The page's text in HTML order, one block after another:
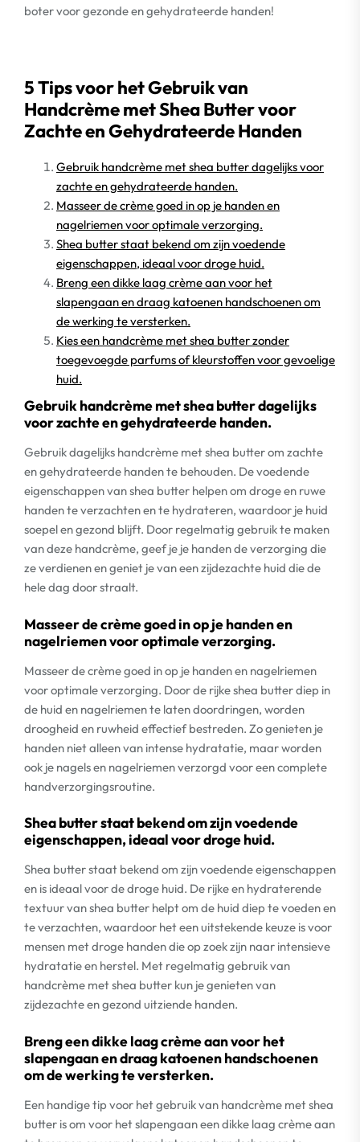
boter voor gezonde en gehydrateerde handen!
5 Tips voor het Gebruik van
Handcrème met Shea Butter voor
Zachte en Gehydrateerde Handen
Gebruik handcrème met shea butter dagelijks voor
zachte en gehydrateerde handen.
Masseer de crème goed in op je handen en
nagelriemen voor optimale verzorging.
Shea butter staat bekend om zijn voedende
eigenschappen, ideaal voor droge huid.
Breng een dikke laag crème aan voor het
slapengaan en draag katoenen handschoenen om
de werking te versterken.
Kies een handcrème met shea butter zonder
toegevoegde parfums of kleurstoffen voor gevoelige
huid.
Gebruik handcrème met shea butter dagelijks
voor zachte en gehydrateerde handen.
Gebruik dagelijks handcrème met shea butter om zachte
en gehydrateerde handen te behouden. De voedende
eigenschappen van shea butter helpen om droge en ruwe
handen te verzachten en te hydrateren, waardoor je huid
soepel en gezond blijft. Door regelmatig gebruik te maken
van deze handcrème, geef je je handen de verzorging die
ze verdienen en geniet je van een zijdezachte huid die de
hele dag door straalt.
Masseer de crème goed in op je handen en
nagelriemen voor optimale verzorging.
Masseer de crème goed in op je handen en nagelriemen
voor optimale verzorging. Door de rijke shea butter diep in
de huid en nagelriemen te laten doordringen, worden
droogheid en ruwheid effectief bestreden. Zo genieten je
handen niet alleen van intense hydratatie, maar worden
ook je nagels en nagelriemen verzorgd voor een complete
handverzorgingsroutine.
Shea butter staat bekend om zijn voedende
eigenschappen, ideaal voor droge huid.
Shea butter staat bekend om zijn voedende eigenschappen
en is ideaal voor de droge huid. De rijke en hydraterende
textuur van shea butter helpt om de huid diep te voeden en
te verzachten, waardoor het een uitstekende keuze is voor
mensen met droge handen die op zoek zijn naar intensieve
hydratatie en herstel. Met regelmatig gebruik van
handcrème met shea butter kun je genieten van
zijdezachte en gezond uitziende handen.
Breng een dikke laag crème aan voor het
slapengaan en draag katoenen handschoenen
om de werking te versterken.
Een handige tip voor het gebruik van handcrème met shea
butter is om voor het slapengaan een dikke laag crème aan